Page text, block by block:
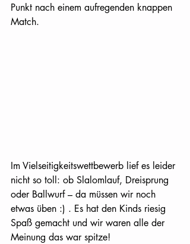
Punkt nach einem aufregenden knappen
Match.
Im Vielseitigkeitswettbewerb lief es leider
nicht so toll: ob Slalomlauf, Dreisprung
oder Ballwurf – da müssen wir noch
etwas üben :) . Es hat den Kinds riesig
Spaß gemacht und wir waren alle der
Meinung das war spitze!